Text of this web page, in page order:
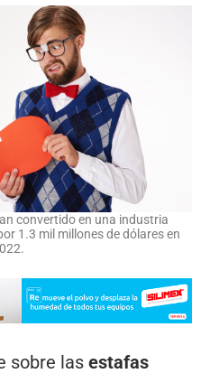
convertido en una industria
1.3 mil millones de dólares en
sobre las estafas